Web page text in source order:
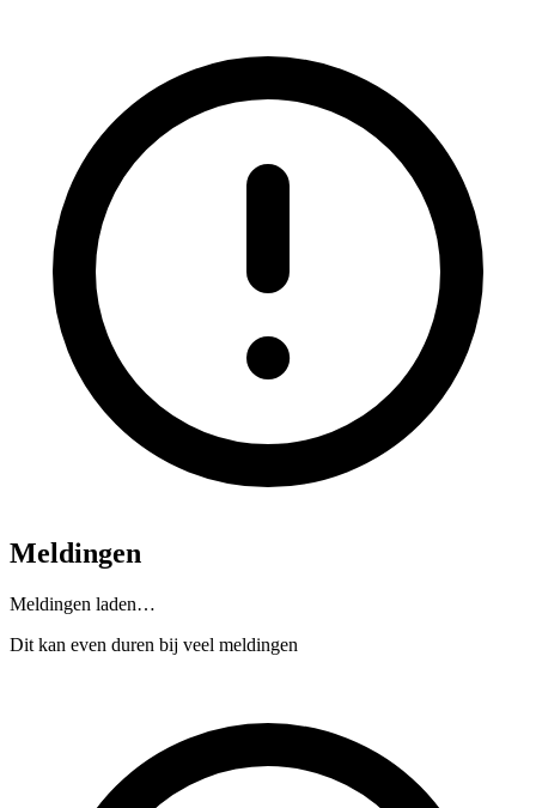
Meldingen
Meldingen laden…
Dit kan even duren bij veel meldingen